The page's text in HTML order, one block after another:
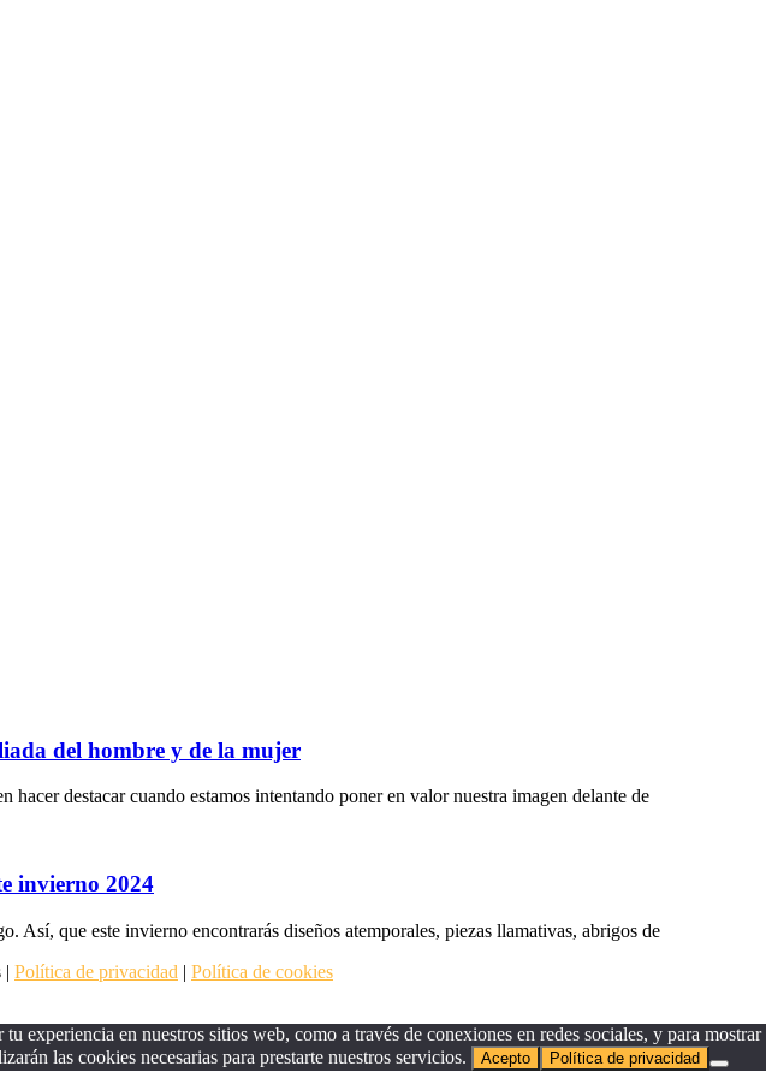
del hombre y de la mujer
hacer destacar cuando estamos intentando poner en valor nuestra imagen delante de
invierno 2024
Así, que este invierno encontrarás diseños atemporales, piezas llamativas, abrigos de
| Política de privacidad | Política de cookies
experiencia en nuestros sitios web, como a través de conexiones en redes sociales, y para
las cookies necesarias para prestarte nuestros servicios.
Acepto Política de privacidad